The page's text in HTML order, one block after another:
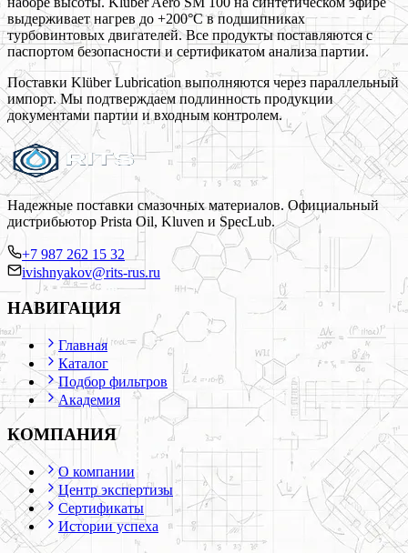
выдерживает нагрев до +200°C в подшипниках
турбовинтовых двигателей. Все продукты поставляются с
паспортом безопасности и сертификатом анализа партии.
Поставки Klüber Lubrication выполняются через параллельный
импорт. Мы подтверждаем подлинность продукции
документами партии и входным контролем.
Надежные поставки смазочных материалов. Официальный
дистрибьютор Prista Oil, Kluven и SpecLub.
+7 987 262 15 32
ivishnyakov@rits-rus.ru
НАВИГАЦИЯ
Главная
Каталог
Подбор фильтров
Академия
КОМПАНИЯ
О компании
Центр экспертизы
Сертификаты
Истории успеха